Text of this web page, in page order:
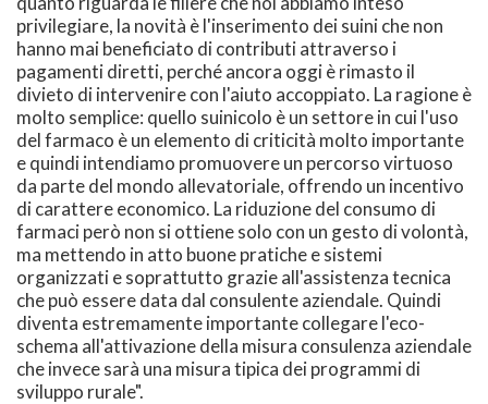
privilegiare, la novità è l'inserimento dei suini che non
hanno mai beneficiato di contributi attraverso i
pagamenti diretti, perché ancora oggi è rimasto il
divieto di intervenire con l'aiuto accoppiato. La ragione è
molto semplice: quello suinicolo è un settore in cui l'uso
del farmaco è un elemento di criticità molto importante
e quindi intendiamo promuovere un percorso virtuoso
da parte del mondo allevatoriale, offrendo un incentivo
di carattere economico. La riduzione del consumo di
farmaci però non si ottiene solo con un gesto di volontà,
ma mettendo in atto buone pratiche e sistemi
organizzati e soprattutto grazie all'assistenza tecnica
che può essere data dal consulente aziendale. Quindi
diventa estremamente importante collegare l'eco-
schema all'attivazione della misura consulenza aziendale
che invece sarà una misura tipica dei programmi di
sviluppo rurale".